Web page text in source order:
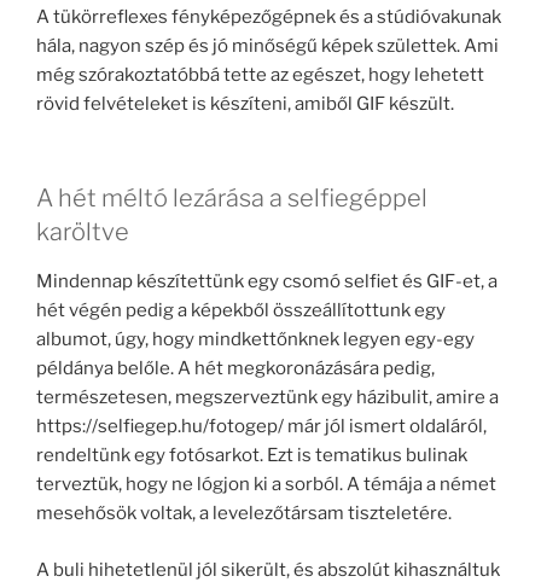
A tükörreflexes fényképezőgépnek és a stúdióvakunak
hála, nagyon szép és jó minőségű képek születtek. Ami
még szórakoztatóbbá tette az egészet, hogy lehetett
rövid felvételeket is készíteni, amiből GIF készült.
A hét méltó lezárása a selfiegéppel
karöltve
Mindennap készítettünk egy csomó selfiet és GIF-et, a
hét végén pedig a képekből összeállítottunk egy
albumot, úgy, hogy mindkettőnknek legyen egy-egy
példánya belőle. A hét megkoronázására pedig,
természetesen, megszerveztünk egy házibulit, amire a
https://selfiegep.hu/fotogep/ már jól ismert oldaláról,
rendeltünk egy fotósarkot. Ezt is tematikus bulinak
terveztük, hogy ne lógjon ki a sorból. A témája a német
mesehősök voltak, a levelezőtársam tiszteletére.
A buli hihetetlenül jól sikerült, és abszolút kihasználtuk